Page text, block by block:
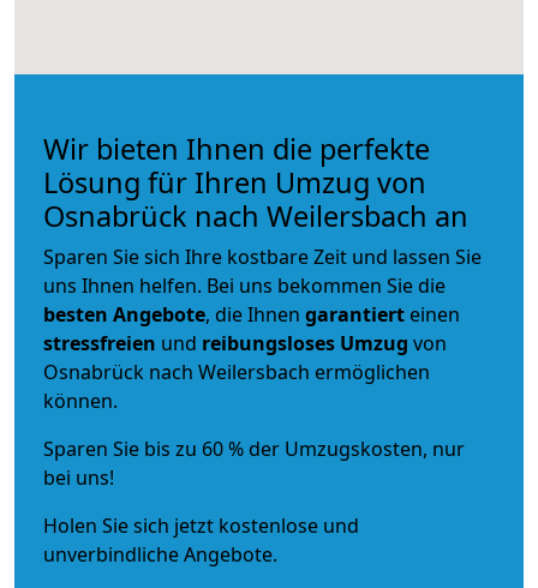
Wir bieten Ihnen die perfekte
Lösung für Ihren Umzug von
Osnabrück nach Weilersbach an
Sparen Sie sich Ihre kostbare Zeit und lassen Sie
uns Ihnen helfen. Bei uns bekommen Sie die
besten Angebote, die Ihnen garantiert einen
stressfreien und reibungsloses Umzug von
Osnabrück nach Weilersbach ermöglichen
können.
Sparen Sie bis zu 60 % der Umzugskosten, nur
bei uns!
Holen Sie sich jetzt kostenlose und
unverbindliche Angebote.